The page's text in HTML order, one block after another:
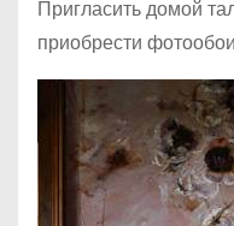
Пригласить домой
приобрести